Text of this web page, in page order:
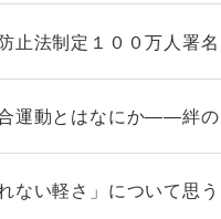
法制定１００万人署
動とはなにか――絆の
い軽さ」について思